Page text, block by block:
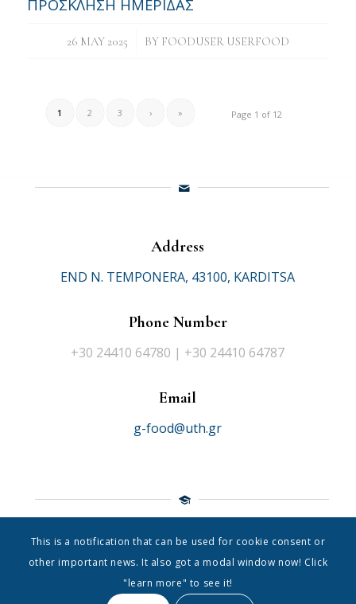
ΠΡΟΣΚΛΗΣΗ ΗΜΕΡΙΔΑΣ
26 MAY 2025
/ BY FOODUSER USERFOOD
Page 1 of 12
1 2 3 › »
Address
END N. TEMPONERA, 43100, KARDITSA
Phone Number
+30 24410 64780 | +30 24410 64787
Email
g-food@uth.gr
Thessaly
This is a notification that can be used for cookie consent or
other important news. It also got a modal window now! Click
"learn more" to see it!